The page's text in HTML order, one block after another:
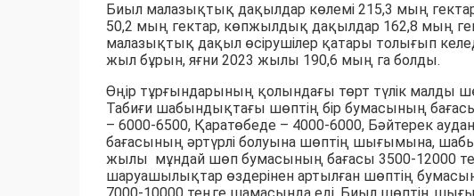
Биыл малазықтық дақылдар көлемі 215,3 мың
50,2 мың гектар, көпжылдық дақылдар 162,8 мың
малазықтық дақыл өсірушілер қатары толығып
жыл бұрын, яғни 2023 жылы 190,6 мың га болды.
Өңір тұрғындарының қолындағы төрт түлік малды
Табиғи шабындықтағы шөптің бір бумасының
– 6000-6500, Қаратөбеде – 4000-6000, Бәйтерек
бағасының әртүрлі болуына шөптің шығымына,
жылы мұндай шөп бумасының бағасы 3500-12000
шаруашылықтар өздерінен артылған шөптің